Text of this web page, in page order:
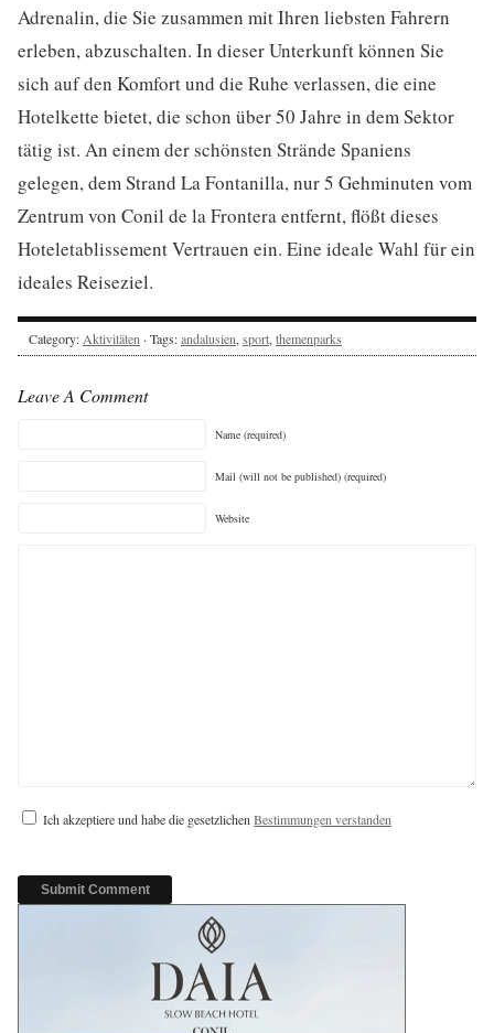
Adrenalin, die Sie zusammen mit Ihren liebsten Fahrern
erleben, abzuschalten. In dieser Unterkunft können Sie
sich auf den Komfort und die Ruhe verlassen, die eine
Hotelkette bietet, die schon über 50 Jahre in dem Sektor
tätig ist. An einem der schönsten Strände Spaniens
gelegen, dem Strand La Fontanilla, nur 5 Gehminuten vom
Zentrum von Conil de la Frontera entfernt, flößt dieses
Hoteletablissement Vertrauen ein. Eine ideale Wahl für ein
ideales Reiseziel.
Category: Aktivitäten · Tags:andalusien, sport, themenparks
Leave A Comment
Name (required)
Mail (will not be published) (required)
Website
Ich akzeptiere und habe die gesetzlichen Bestimmungen verstanden